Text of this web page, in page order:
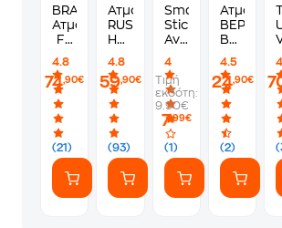
BRAUN
Ατμομάγειρας
FS
850
W
6.2
L
Λευκό
4.8
(21)
74,90€
Ατμομάγειρας
RUSSELL
HOBBS
56
800
W 9
L
Inox
4.8
(93)
59,90€
Smart
Sticks
Ανακαλύπτω
Ελλάδα
Επιτραπέζιο
(Σαββάλας)
4
(1)
Τιμή
εκδότη:
9.90€
7,99€
BEPER
BC.261
W 5
L
Inox
4.5
(2)
24,90€